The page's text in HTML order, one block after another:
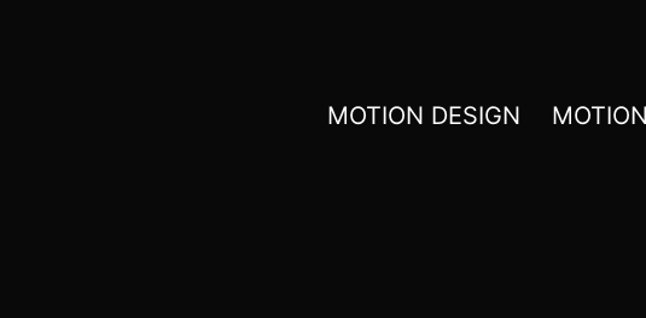
MOTION DESIGN